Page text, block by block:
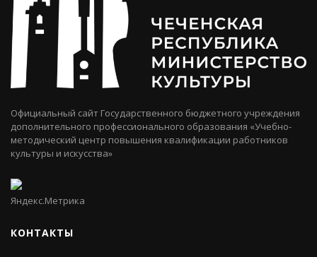
Официальный сайт Государственного бюджетного учреждения
дополнительного профессионального образования «Учебно-
методический центр повышения квалификации работников
культуры и искусства»
КОНТАКТЫ